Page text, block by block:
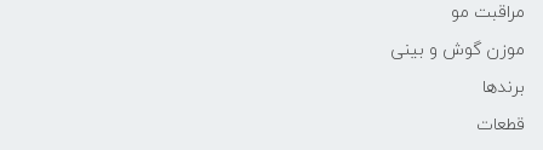
مراقبت مو
موزن گوش و بینی
برندها
قطعات